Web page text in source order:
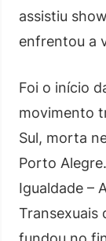
assistiu
enfrentou a
Foi o início
movimento
Sul, morta
Porto
Igualdade –
Transexuais